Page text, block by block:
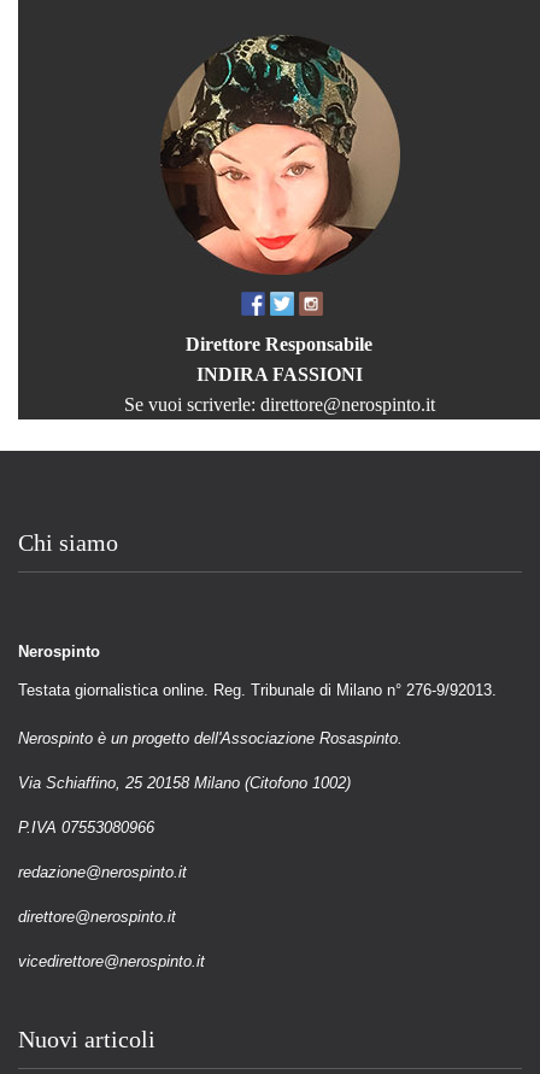
Direttore Responsabile
INDIRA FASSIONI
Se vuoi scriverle: direttore@nerospinto.it
Chi siamo
Nerospinto
Testata giornalistica online. Reg. Tribunale di Milano n° 276-9/92013.
Nerospinto è un progetto dell'Associazione Rosaspinto.
Via Schiaffino, 25 20158 Milano (Citofono 1002)
P.IVA 07553080966
redazione@nerospinto.it
direttore@nerospinto.it
vicedirettore@nerospinto.it
Nuovi articoli